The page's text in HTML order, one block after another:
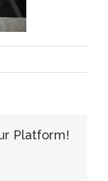
Platform!